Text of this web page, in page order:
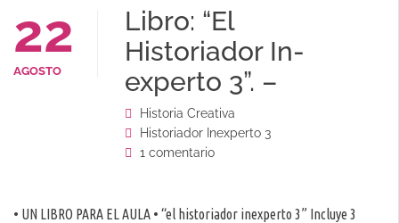
22
AGOSTO
Libro: “El
Historiador In-
experto 3”. –
Historia Creativa
Historiador Inexperto 3
1 comentario
• UN LIBRO PARA EL AULA • “el historiador inexperto 3” Incluye 3